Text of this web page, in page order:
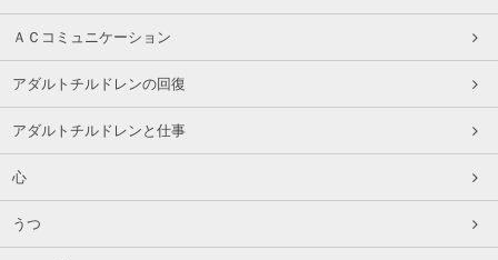
ＡＣコミュニケーション
アダルトチルドレンの回復
アダルトチルドレンと仕事
心
うつ